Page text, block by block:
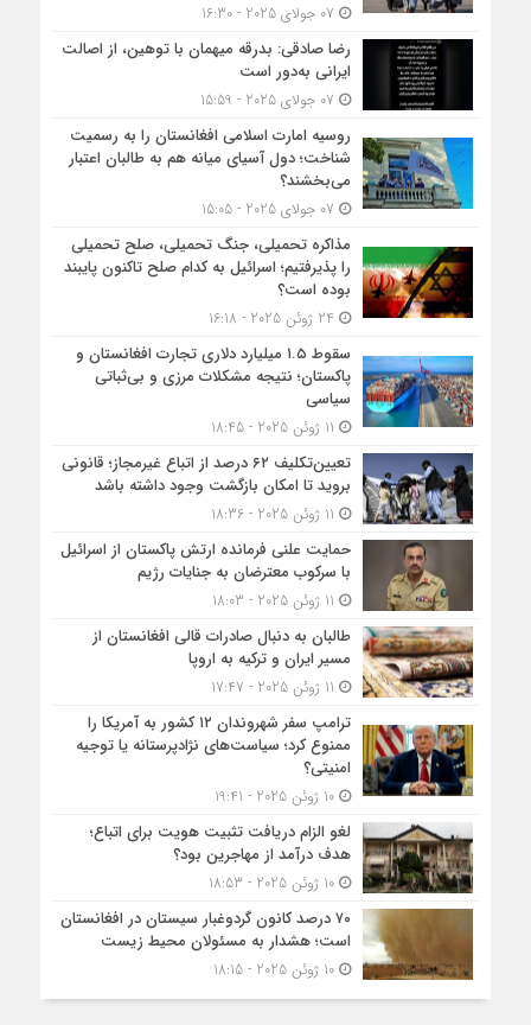
رضا صادقی: بدرقه میهمان با توهین، از اصالت
ایرانی به‌دور است
روسیه امارت اسلامی افغانستان را به رسمیت
شناخت؛ دول آسیای میانه هم به طالبان اعتبار
می‎‌بخشند؟
مذاکره تحمیلی، جنگ تحمیلی، صلح تحمیلی
را پذیرفتیم؛ اسرائیل به کدام صلح تاکنون پایبند
بوده است؟
سقوط ۱.۵ میلیارد دلاری تجارت افغانستان و
پاکستان؛ نتیجه مشکلات مرزی و بی‌ثباتی
سیاسی
تعیین‌تکلیف ۶۲ درصد از اتباع غیرمجاز؛ قانونی
بروید تا امکان بازگشت وجود داشته باشد
حمایت علنی فرمانده ارتش پاکستان از اسرائیل
با سرکوب معترضان به جنایات رژیم
طالبان به دنبال صادرات قالی افغانستان از
مسیر ایران و ترکیه به اروپا
ترامپ سفر شهروندان ۱۲ کشور به آمریکا را
ممنوع کرد؛ سیاست‌های نژادپرستانه یا توجیه
امنیتی؟
10 ژوئن 2025 - 19:41
لغو الزام دریافت تثبیت هویت برای اتباع؛
هدف درآمد از مهاجرین بود؟
10 ژوئن 2025 - 18:53
۷۰ درصد کانون گردوغبار سیستان در افغانستان
است؛ هشدار به مسئولان محیط زیست
10 ژوئن 2025 - 18:15